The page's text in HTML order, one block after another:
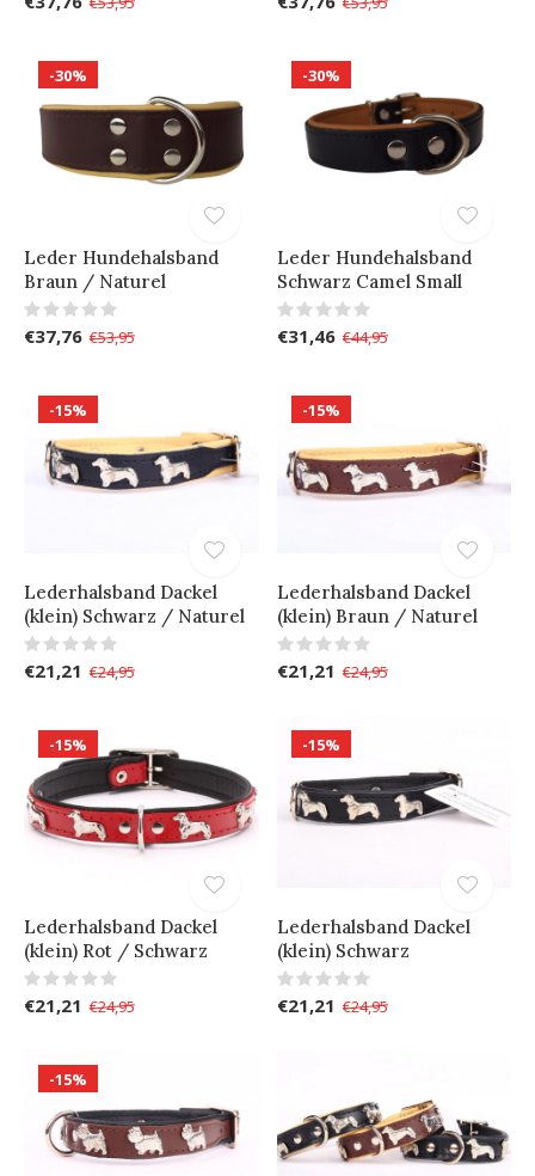
-30%
Leder Hundehalsband
Braun / Naturel
€37,76 €53,95
-30%
Leder Hundehalsband
Schwarz Camel Small
€31,46 €44,95
-15%
Lederhalsband Dackel
(klein) Schwarz / Naturel
€21,21 €24,95
-15%
Lederhalsband Dackel
(klein) Braun / Naturel
€21,21 €24,95
-15%
Lederhalsband Dackel
(klein) Rot / Schwarz
€21,21 €24,95
-15%
Lederhalsband Dackel
(klein) Schwarz
€21,21 €24,95
-15%